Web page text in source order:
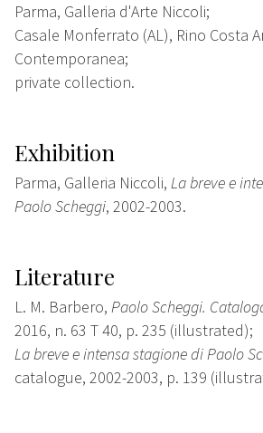
Parma, Galleria d'Arte Niccoli;
Casale Monferrato (AL), Rino Costa
Contemporanea;
private collection.
Exhibition
Parma, Galleria Niccoli, La breve e
Paolo Scheggi, 2002-2003.
Literature
L. M. Barbero, Paolo Scheggi.
2016, n. 63 T 40, p. 235 (illustrated);
La breve e intensa stagione di Paolo
catalogue, 2002-2003, p. 139